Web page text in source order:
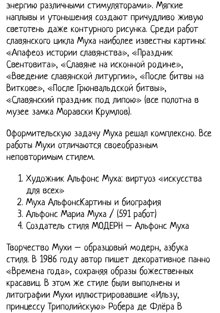
энергию различными стимуляторами». Мягкие
наплывы и утоньшения создают причудливо живую
светотень даже контурного рисунка. Среди работ
славянского цикла Муха наиболее известны картины:
«Апафеоз истории славянства», «Праздник
Свентовита», «Славяне на исконной родине»,
«Введение славянской литургии», «После битвы на
Виткове», «После Грюнвальдской битвы»,
«Славянский праздник под липою» (все полотна в
музее замка Моравски Крумлов).
Оформительскую задачу Муха решал комплексно. Все
работы Мухи отличаются своеобразным
неповторимым стилем.
Художник Альфонс Муха: виртуоз «искусства
для всех»
Муха АльфонсКартины и биография
Альфонс Мариа Муха / (591 работ)
Создатель стиля МОДЕРН – Альфонс Муха
Творчество Мухи – образцовый модерн, азбука
стиля. В 1986 году автор пишет декоративное панно
«Времена года», сохраняя образы божественных
красавиц. В этом же стиле были выполнены и
литографии Мухи иллюстрировавшие «Ильзу,
принцессу Триполийскую» Робера де Флёра В